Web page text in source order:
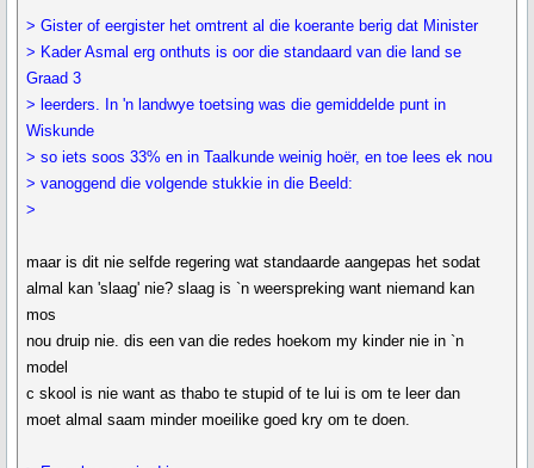
> Gister of eergister het omtrent al die koerante berig dat Minister
> Kader Asmal erg onthuts is oor die standaard van die land se
Graad 3
> leerders. In 'n landwye toetsing was die gemiddelde punt in
Wiskunde
> so iets soos 33% en in Taalkunde weinig hoër, en toe lees ek nou
> vanoggend die volgende stukkie in die Beeld:
>
maar is dit nie selfde regering wat standaarde aangepas het sodat
almal kan 'slaag' nie? slaag is `n weerspreking want niemand kan
mos
nou druip nie. dis een van die redes hoekom my kinder nie in `n
model
c skool is nie want as thabo te stupid of te lui is om te leer dan
moet almal saam minder moeilike goed kry om te doen.